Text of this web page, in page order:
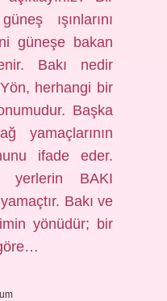
ışınlarını
güneşe bakan
Bakı nedir
herhangi bir
Başka
yamaçlarının
ifade eder.
yerlerin BAKI
Bakı ve
yönüdür; bir